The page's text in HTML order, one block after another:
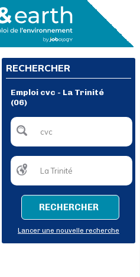
RECHERCHER
Emploi cvc - La Trinité
(06)
RECHERCHER
Lancer une nouvelle recherche